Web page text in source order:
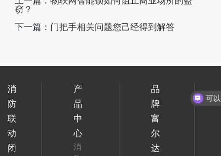
窃？
下一篇： 门把手相关问题您己经得到解答
消
防
联
动
闭
产
品
中
心
消
品
牌
富
尔
达